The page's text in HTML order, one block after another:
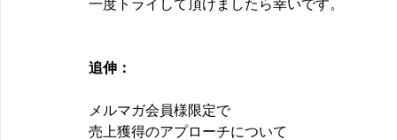
一度トライして頂けましたら幸いです。
追伸：
メルマガ会員様限定で
売上獲得のアプローチについて